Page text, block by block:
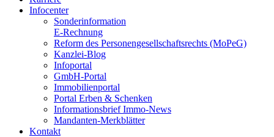
Infocenter
Sonderinformation
E-Rechnung
Reform des Personengesellschaftsrechts (MoPeG)
Kanzlei-Blog
Infoportal
GmbH-Portal
Immobilienportal
Portal Erben & Schenken
Informationsbrief Immo-News
Mandanten-Merkblätter
Kontakt